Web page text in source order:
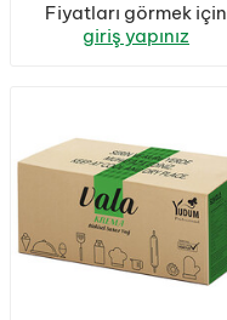
Fiyatları görmek için
giriş yapınız